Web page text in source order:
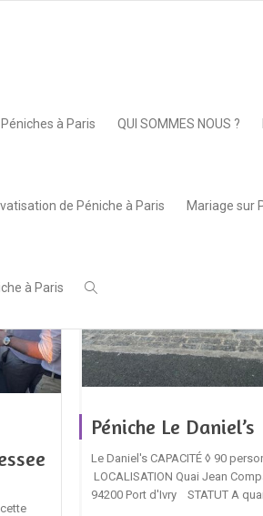
à Paris QUI SOMMES NOUS ?
de Péniche à Paris Mariage sur
à Paris
Péniche Le Daniel’s
Le Daniel's CAPACITÉ ◊ 90
LOCALISATION Quai Jean
94200 Port d'Ivry STATUT A quai